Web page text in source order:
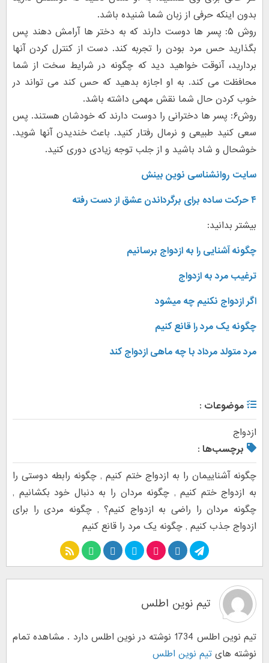
بدون اینکه حرفی از زبان شما شنیده باشد.
روش ۵: پسر ها دوست دارند که به دختر ها آرامش دهند پس
بگذارید حس مرد بودن را تجربه کند. دست از کنترل کردن آنها
بردارید، آنوقت خواهید دید که چگونه در شرایط سخت از شما
محافظت می کند. به او اجازه بدهید که حس کند می تواند در
خوب کردن حال شما نقش مهمی داشته باشد.
روش۶: پسر ها دخترانی را دوست دارند که خودشان هستند. پس
سعی کنید طبیعی و نرمال رفتار کنید. باعث خندیدن آنها شوید.
خوشحال و شاد باشید و از جلب توجه زیادی دوری کنید.
سایت روانشناسی نوین بینش
۴ حرکت ساده برای برگرداندن عشق از دست رفته
بیشتر بدانید:
چگونه آشنایی را به ازدواج برسانیم
ترغیب مرد به ازدواج
اگر ازدواج نکنیم چه میشود
چگونه یک مرد را قانع کنیم
مرد متولد مرداد با چه ماهی ازدواج کند
موضوعات :
ازدواج
برچسب‌ها :
چگونه آشناییمان را به ازدواج ختم کنیم, چگونه رابطه دوستی را
به ازدواج ختم کنیم, چگونه مردان را به دنبال خود بکشانیم ,
چگونه مردان را راضی به ازدواج کنیم؟,چگونه مردی را برای
ازدواج جذب کنیم , چگونه یک مرد را قانع کنیم
تیم نوین اطلس
تیم نوین اطلس 1734 نوشته در نوین اطلس دارد . مشاهده تمام
نوشته های تیم نوین اطلس